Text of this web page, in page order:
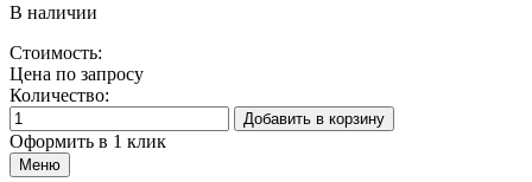
В наличии
Стоимость:
Цена по запросу
Количество:
Добавить в корзину
Оформить в 1 клик
Меню